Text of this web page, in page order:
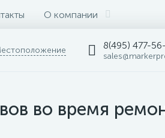
О компании
8(495) 477-
во время